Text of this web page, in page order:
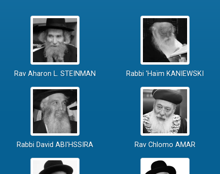
Rav Aharon L. STEINMAN Rabbi 'Haïm KANIEWSKI
Rabbi David ABI'HSSIRA Rav Chlomo AMAR